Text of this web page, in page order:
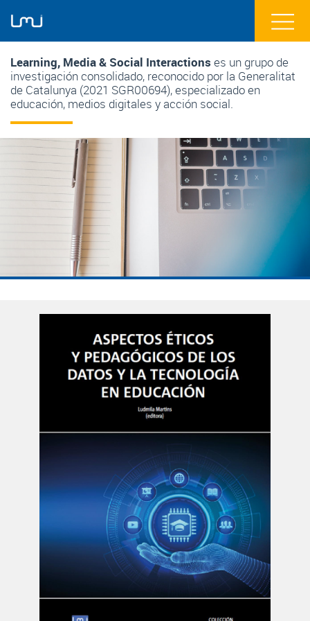
Learning, Media & Social Interactions es un grupo de
investigación consolidado, reconocido por la Generalitat
de Catalunya (2021 SGR00694), especializado en
educación, medios digitales y acción social.